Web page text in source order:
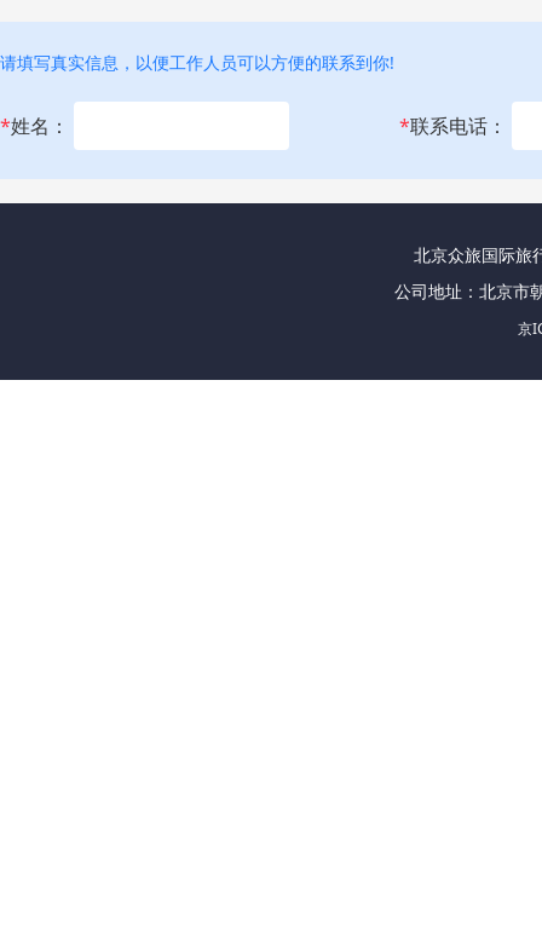
请填写真实信息，以便工作人员可以方便的联系到你!
*姓名： *联系电话：
北京众旅国际旅
公司地址：北京市
京